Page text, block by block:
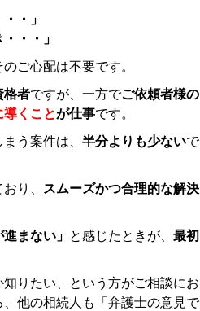
・」
・・」
ご心配は不要です。
格者ですが、一方でご依頼者様の
くことが仕事です。
う案件は、 半分よりも少ないで
り、
スムーズかつ合理的な解決
まない」 と感じたときが、 最初
りたい、という方がご相談にお
他の相続人も「弁護士の意見で